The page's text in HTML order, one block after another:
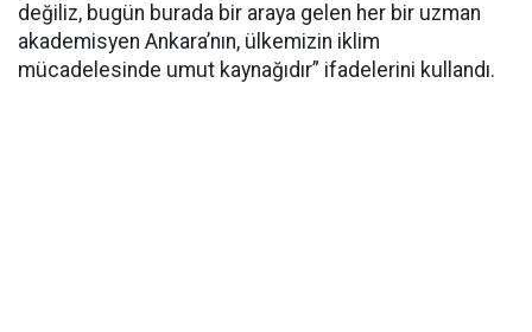
değiliz, bugün burada bir araya gelen her bir uzman
akademisyen Ankara’nın, ülkemizin iklim
mücadelesinde umut kaynağıdır” ifadelerini kullandı.